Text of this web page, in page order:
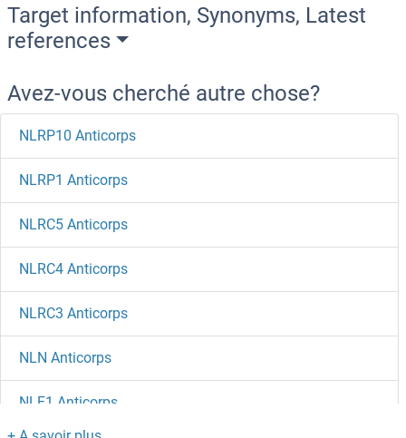
Target information, Synonyms, Latest
references
Avez-vous cherché autre chose?
NLRP10 Anticorps
NLRP1 Anticorps
NLRC5 Anticorps
NLRC4 Anticorps
NLRC3 Anticorps
NLN Anticorps
NLE1 Anticorps